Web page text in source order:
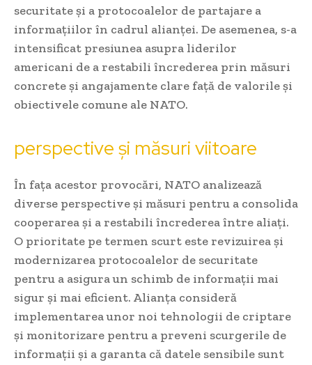
securitate și a protocoalelor de partajare a
informațiilor în cadrul alianței. De asemenea, s-a
intensificat presiunea asupra liderilor
americani de a restabili încrederea prin măsuri
concrete și angajamente clare față de valorile și
obiectivele comune ale NATO.
perspective și măsuri viitoare
În fața acestor provocări, NATO analizează
diverse perspective și măsuri pentru a consolida
cooperarea și a restabili încrederea între aliați.
O prioritate pe termen scurt este revizuirea și
modernizarea protocoalelor de securitate
pentru a asigura un schimb de informații mai
sigur și mai eficient. Alianța consideră
implementarea unor noi tehnologii de criptare
și monitorizare pentru a preveni scurgerile de
informații și a garanta că datele sensibile sunt